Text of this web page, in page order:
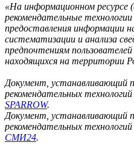
«На информационном ресурсе
рекомендательные
предоставления информации
систематизации и анализа
предпочтениям
находящихся на территории
Документ, устанавливающий
рекомендательных
SPARROW.
Документ, устанавливающий
рекомендательных
СМИ24.